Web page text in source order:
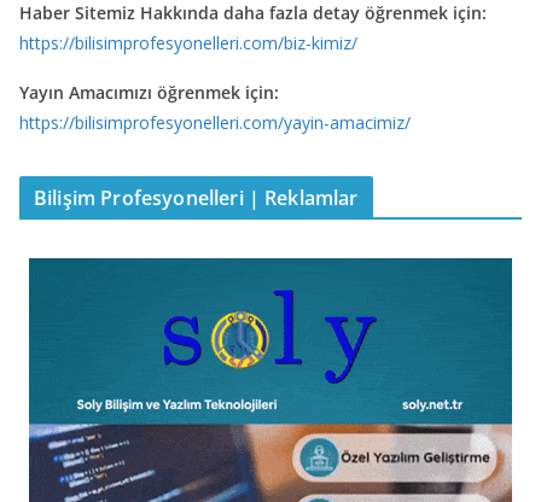
Haber Sitemiz Hakkında daha fazla detay öğrenmek için:
https://bilisimprofesyonelleri.com/biz-kimiz/
Yayın Amacımızı öğrenmek için:
https://bilisimprofesyonelleri.com/yayin-amacimiz/
Bilişim Profesyonelleri | Reklamlar